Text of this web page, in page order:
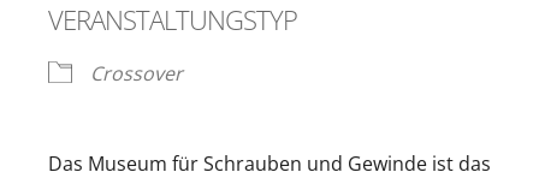
VERANSTALTUNGSTYP
Crossover
Das Museum für Schrauben und Gewinde ist das